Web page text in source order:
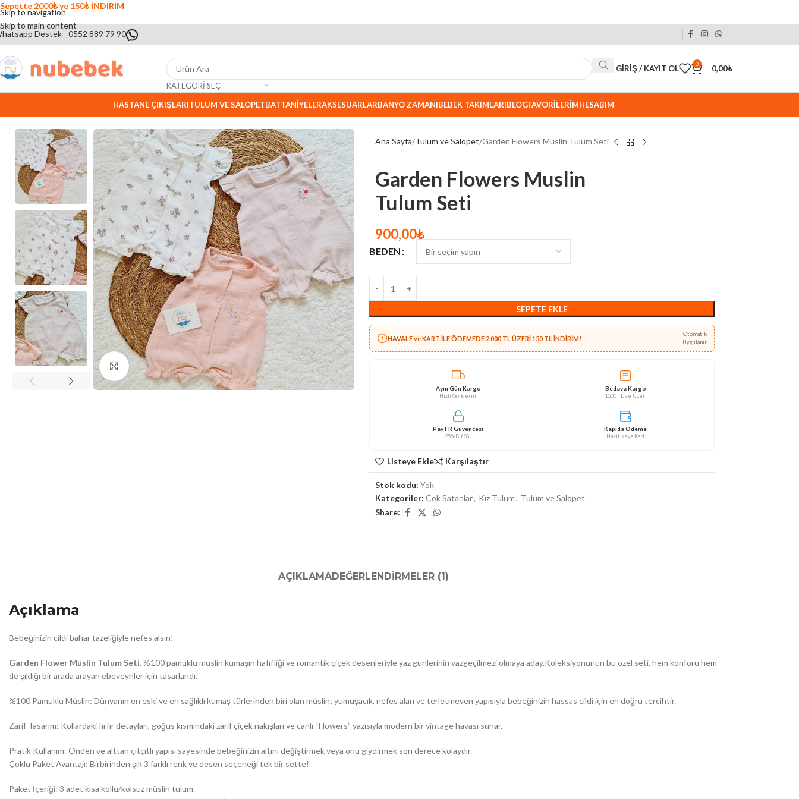
Skip to navigation
Skip to main content
Destek - 0552 889 79 90
KATEGORI SEÇ
GIRIŞ / KAYIT OL 0 0,00₺
HASTANE ÇIKIŞLARITULUM VE SALOPETBATTANIYELERAKSESUARLARBANYO ZAMANIBEBEK TAKIMLARIBLOGFAVORILERIMHESABIM
Click to enlarge
Ana Sayfa Tulum ve Salopet Garden Flowers Muslin Tulum Seti
Garden Flowers Muslin
Tulum Seti
900,00₺
BEDEN
SEPETE EKLE
HAVALE ve KART İLE ÖDEMEDE 2.000 TL ÜZERİ 150 TL İNDİRİM!
Otomatik
Uygulanır
Aynı Gün Kargo
Hızlı Gönderim
Bedava Kargo
1500 TL ve Üzeri
PayTR Güvencesi
256-Bit SSL
Kapıda Ödeme
Nakit veya Kart
Listeye Ekle Karşılaştır
Stok kodu: Yok
Kategoriler: Çok Satanlar, Kız Tulum, Tulum ve Salopet
Share:
AÇIKLAMADEĞERLENDIRMELER (1)
Açıklama
Bebeğinizin cildi bahar tazeliğiyle nefes alsın!
Garden Flower Müslin Tulum Seti, %100 pamuklu müslin kumaşın hafifliği ve romantik çiçek desenleriyle yaz günlerinin vazgeçilmezi olmaya aday.Koleksiyonunun bu özel seti, hem konforu hem
de şıklığı bir arada arayan ebeveynler için tasarlandı.
%100 Pamuklu Müslin: Dünyanın en eski ve en sağlıklı kumaş türlerinden biri olan müslin; yumuşacık, nefes alan ve terletmeyen yapısıyla bebeğinizin hassas cildi için en doğru tercihtir.
Zarif Tasarım: Kollardaki fırfır detayları, göğüs kısmındaki zarif çiçek nakışları ve canlı “Flowers” yazısıyla modern bir vintage havası sunar.
Pratik Kullanım: Önden ve alttan çıtçıtlı yapısı sayesinde bebeğinizin altını değiştirmek veya onu giydirmek son derece kolaydır.
Çoklu Paket Avantajı: Birbirinden şık 3 farklı renk ve desen seçeneği tek bir sette!
Paket İçeriği: 3 adet kısa kollu/kolsuz müslin tulum.
Sepette 2000₺ ye 150₺ İNDİRİM